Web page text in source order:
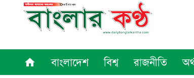
home বাংলাদেশ বিশ্ব রাজনীতি